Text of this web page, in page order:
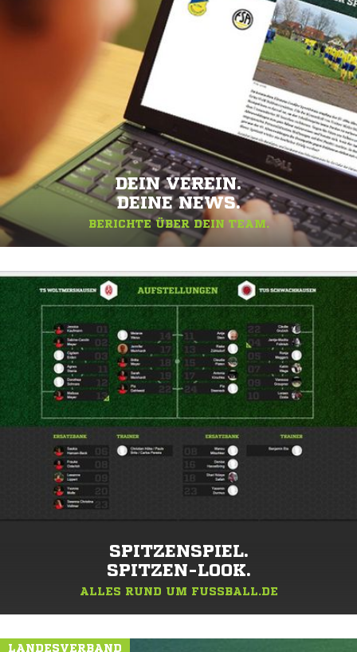
DEIN VEREIN.
DEINE NEWS.
BERICHTE ÜBER DEIN TEAM.
SPITZENSPIEL.
SPITZEN-LOOK.
ALLES RUND UM FUSSBALL.DE
LANDESVERBAND